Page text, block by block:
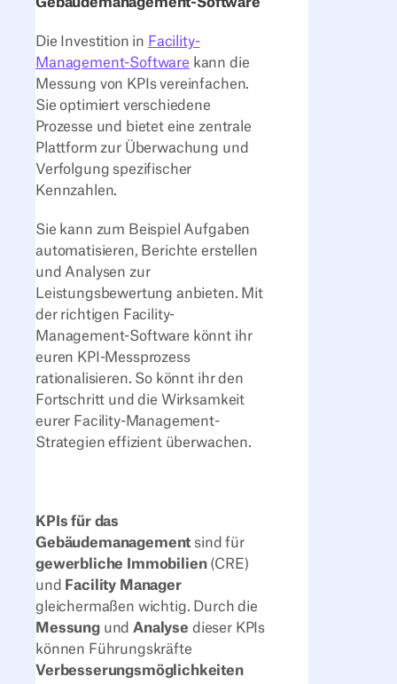
Gebäudemanagement-Software
Die Investition in Facility-
Management-Software kann die
Messung von KPIs vereinfachen.
Sie optimiert verschiedene
Prozesse und bietet eine zentrale
Plattform zur Überwachung und
Verfolgung spezifischer
Kennzahlen.
Sie kann zum Beispiel Aufgaben
automatisieren, Berichte erstellen
und Analysen zur
Leistungsbewertung anbieten. Mit
der richtigen Facility-
Management-Software könnt ihr
euren KPI-Messprozess
rationalisieren. So könnt ihr den
Fortschritt und die Wirksamkeit
eurer Facility-Management-
Strategien effizient überwachen.
KPIs für das
Gebäudemanagement sind für
gewerbliche Immobilien(CRE)
und
Facility Manager
gleichermaßen wichtig. Durch die
MessungundAnalyse dieser KPIs
können Führungskräfte
Verbesserungsmöglichkeiten